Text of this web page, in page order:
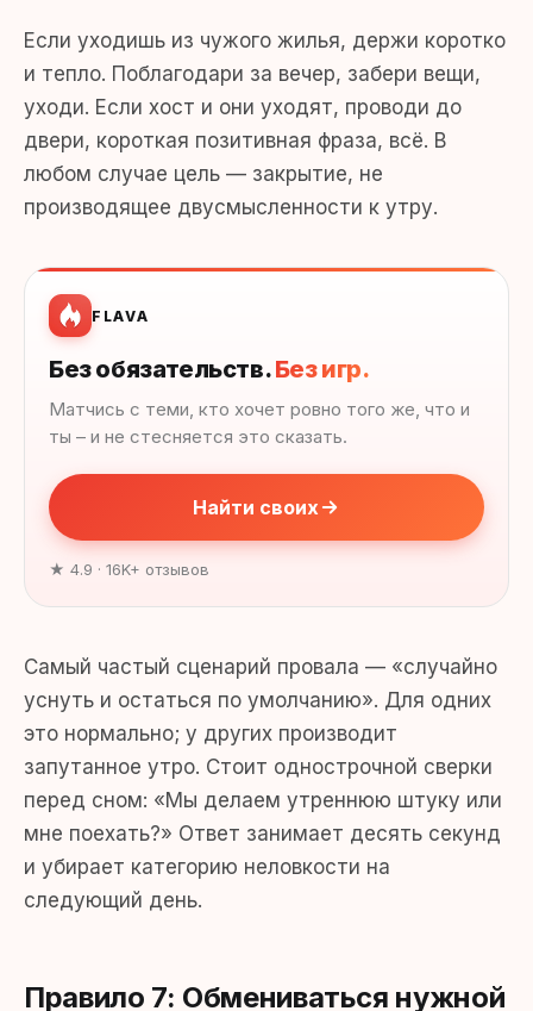
Если уходишь из чужого жилья, держи коротко
и тепло. Поблагодари за вечер, забери вещи,
уходи. Если хост и они уходят, проводи до
двери, короткая позитивная фраза, всё. В
любом случае цель — закрытие, не
производящее двусмысленности к утру.
FLAVA
Без обязательств.Без игр.
Матчись с теми, кто хочет ровно того же, что и
ты – и не стесняется это сказать.
Найти своих
★ 4.9 · 16K+ отзывов
Самый частый сценарий провала — «случайно
уснуть и остаться по умолчанию». Для одних
это нормально; у других производит
запутанное утро. Стоит однострочной сверки
перед сном: «Мы делаем утреннюю штуку или
мне поехать?» Ответ занимает десять секунд
и убирает категорию неловкости на
следующий день.
Правило 7: Обмениваться нужной